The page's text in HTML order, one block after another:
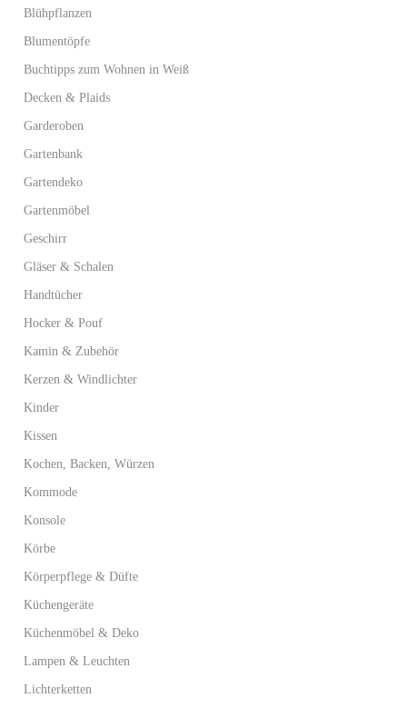
Blühpflanzen
Blumentöpfe
Buchtipps zum Wohnen in Weiß
Decken & Plaids
Garderoben
Gartenbank
Gartendeko
Gartenmöbel
Geschirr
Gläser & Schalen
Handtücher
Hocker & Pouf
Kamin & Zubehör
Kerzen & Windlichter
Kinder
Kissen
Kochen, Backen, Würzen
Kommode
Konsole
Körbe
Körperpflege & Düfte
Küchengeräte
Küchenmöbel & Deko
Lampen & Leuchten
Lichterketten